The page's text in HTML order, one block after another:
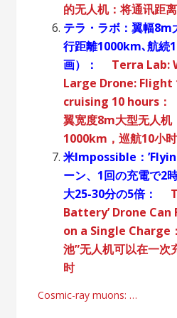
的无人机：将通讯距
テラ・ラボ：翼幅8m
行距離1000km､航続
画）：
Terra Lab:
Large Drone: Flight
cruising 10 hours：
翼宽度8m大型无人机
1000km，巡航10小时
米Impossible：
ーン、1回の充電で2
大25-30分の5倍：
Battery’ Drone Can
on a Single Charge
池”无人机可以在一次
时
Post
Cosmic-ray muons: 地下経路を誘導する新技術！ une nouvelle technologie pour guider les voies souterraines ! Neue Technologie zur Führung unterirdischer Pfade! new technology to guide underground pathways! 引導地下通道的新技術！